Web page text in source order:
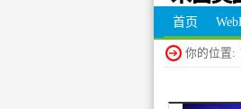
首页
你的位置: